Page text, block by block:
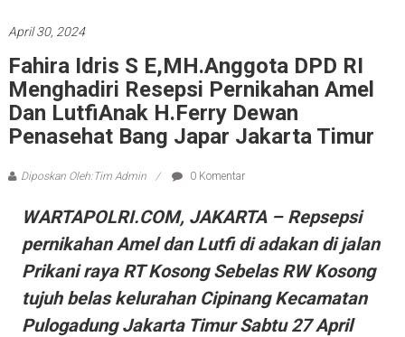
April 30, 2024
Fahira Idris S E,MH.Anggota DPD RI
Menghadiri Resepsi Pernikahan Amel
Dan LutfiAnak H.Ferry Dewan
Penasehat Bang Japar Jakarta Timur
Diposkan Oleh:Tim Admin 0 Komentar
WARTAPOLRI.COM, JAKARTA – Repsepsi
pernikahan Amel dan Lutfi di adakan di jalan
Prikani raya RT Kosong Sebelas RW Kosong
tujuh belas kelurahan Cipinang Kecamatan
Pulogadung Jakarta Timur Sabtu 27 April